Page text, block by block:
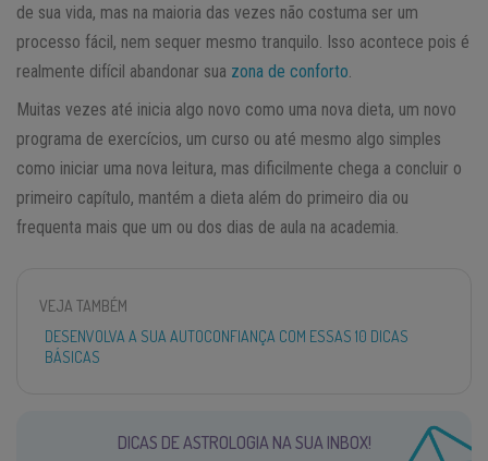
de sua vida, mas na maioria das vezes não costuma ser um
processo fácil, nem sequer mesmo tranquilo. Isso acontece pois é
realmente difícil abandonar sua zona de conforto
Muitas vezes até inicia algo novo como uma nova dieta, um novo
programa de exercícios, um curso ou até mesmo algo simples
como iniciar uma nova leitura, mas dificilmente chega a concluir o
primeiro capítulo, mantém a dieta além do primeiro dia ou
frequenta mais que um ou dos dias de aula na academia.
VEJA TAMBÉM
DESENVOLVA A SUA AUTOCONFIANÇA COM ESSAS 10 DICAS
BÁSICAS
DICAS DE ASTROLOGIA NA SUA INBOX!